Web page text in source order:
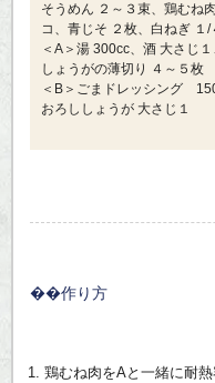
そうめん ２～３束、鶏むね
コ、青じそ ２枚、白ねぎ １/
＜A＞湯 300cc、酒 大さじ
しょうがの薄切り ４～５枚
＜B＞ごまドレッシング
おろししょうが 大さじ１
作り方
鶏むね肉をAと一緒に耐